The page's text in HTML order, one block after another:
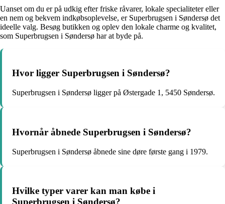
Uanset om du er på udkig efter friske råvarer, lokale specialiteter eller
en nem og bekvem indkøbsoplevelse, er Superbrugsen i Søndersø det
ideelle valg. Besøg butikken og oplev den lokale charme og kvalitet,
som Superbrugsen i Søndersø har at byde på.
Hvor ligger Superbrugsen i Søndersø?
Superbrugsen i Søndersø ligger på Østergade 1, 5450 Søndersø.
Hvornår åbnede Superbrugsen i Søndersø?
Superbrugsen i Søndersø åbnede sine døre første gang i 1979.
Hvilke typer varer kan man købe i
Superbrugsen i Søndersø?